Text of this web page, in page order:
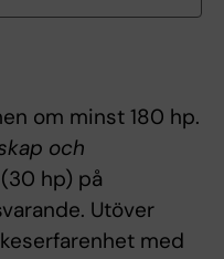
om minst 180 hp.
och
(30 hp) på
Utöver
med